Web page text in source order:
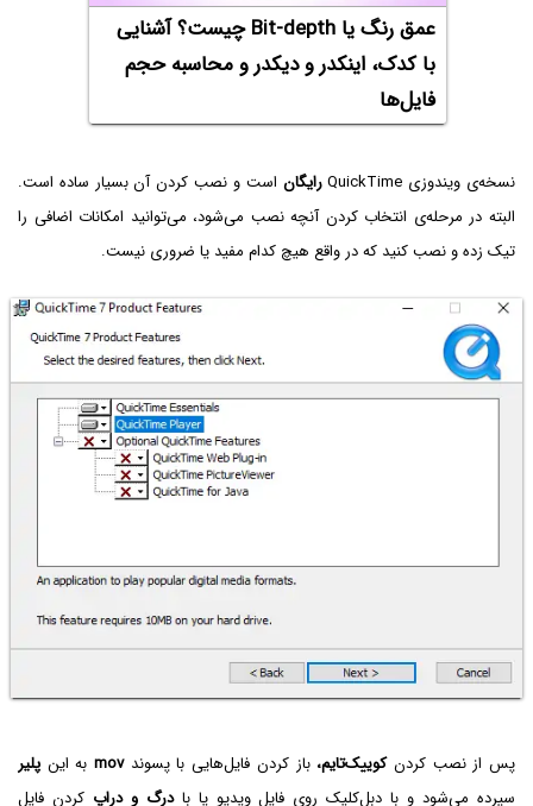
عمق رنگ یا Bit-depth چیست؟ آشنایی
با کدک، اینکدر و دیکدر و محاسبه حجم
فایل‌ها
نسخه‌ی ویندوزی QuickTime رایگان است و نصب کردن آن بسیار ساده است.
البته در مرحله‌ی انتخاب کردن آنچه نصب می‌شود، می‌توانید امکانات اضافی را
تیک زده و نصب کنید که در واقع هیچ کدام مفید یا ضروری نیست.
پس از نصب کردنکوییک‌تایم، باز کردن فایل‌هایی با پسوندmov‌به این پلیر
سپرده می‌شود و با دبل‌کلیک روی فایل ویدیو یا بادرگ و دراپ کردن فایل